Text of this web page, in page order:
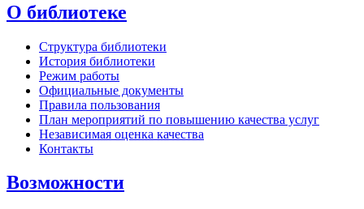
О библиотеке
Структура библиотеки
История библиотеки
Режим работы
Официальные документы
Правила пользования
План мероприятий по повышению качества услуг
Независимая оценка качества
Контакты
Возможности